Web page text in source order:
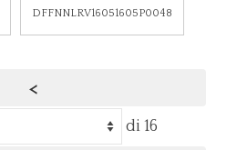
DFFNNLRV16051605P0048
<
di 16